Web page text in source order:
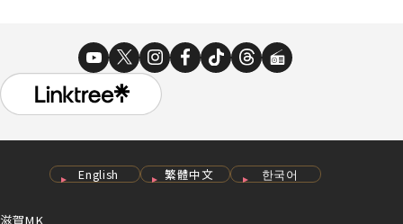
English 繁體中文 한국어
滋賀MK